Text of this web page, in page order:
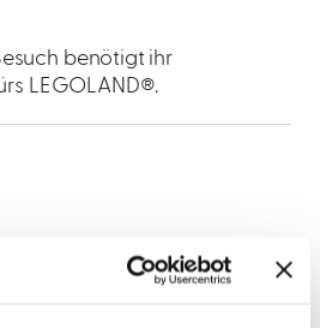
benötigt ihr
LEGOLAND®.